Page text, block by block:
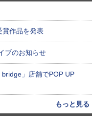
賞作品を発表
ブのお知らせ
」店舗でPOP UP
もっと見る